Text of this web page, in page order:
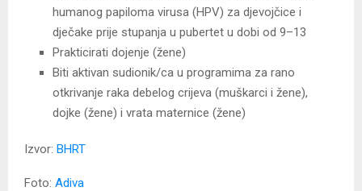
humanog papiloma virusa (HPV) za djevojčice i
dječake prije stupanja u pubertet u dobi od 9–13
Prakticirati dojenje (žene)
Biti aktivan sudionik/ca u programima za rano
otkrivanje raka debelog crijeva (muškarci i žene),
dojke (žene) i vrata maternice (žene)
Izvor: BHRT
Foto: Adiva